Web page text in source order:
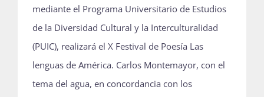
mediante el Programa Universitario de Estudios
de la Diversidad Cultural y la Interculturalidad
(PUIC), realizará el X Festival de Poesía Las
lenguas de América. Carlos Montemayor, con el
tema del agua, en concordancia con los